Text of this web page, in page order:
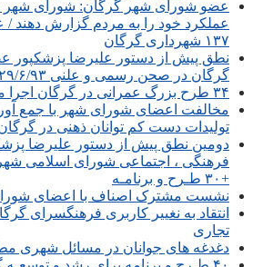
عضو شورای شهر گرگان: شورای شهر
۱۳۷ شهرداری گرگان
نطق پیش از دستور علیرضا پزشکپور
گرگان در صحن رسمی و علنی ۲۹/۶/۹۳
۳۴ طرح بزرگ عمرانی در گرگان اجرا می‌شود
مخالفت اعضای شورای شهر با جمع
تولیدات دست کم توانان ذهنی در
دومین نطق پیش از دستور علیرضا
+۳۰ طـرح و برنامـه
نشست مشترک اصناف با اعضای
انتقاد به نغییر کاربری فرهنگسرای
تجاری
دغدغه های جوانان در مسائل شهری